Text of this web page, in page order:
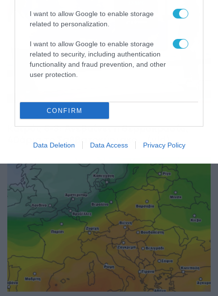
I want to allow Google to enable storage
related to personalization.
I want to allow Google to enable storage
related to security, including authentication
functionality and fraud prevention, and other
user protection.
CONFIRM
Data Deletion Data Access Privacy Policy
22:00
Καιρός 6-8: Ανεβαίνει η θερμοκρασία,
40άρια το Σαββατοκύριακο… (vid)